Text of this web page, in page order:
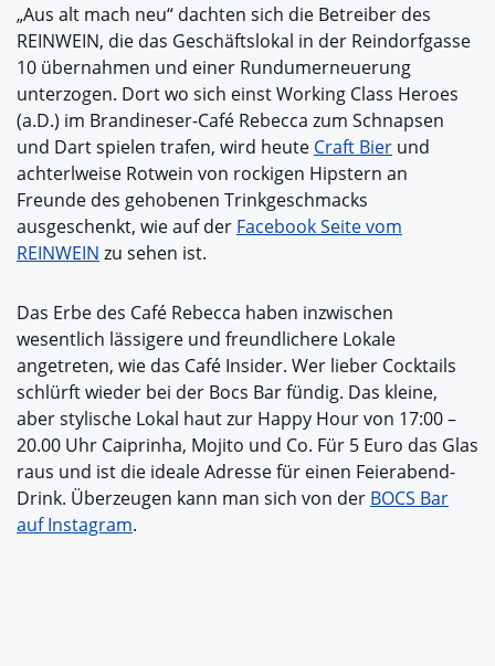
„Aus alt mach neu“ dachten sich die Betreiber des
REINWEIN, die das Geschäftslokal in der Reindorfgasse
10 übernahmen und einer Rundumerneuerung
unterzogen. Dort wo sich einst Working Class Heroes
(a.D.) im Brandineser-Café Rebecca zum Schnapsen
und Dart spielen trafen, wird heute Craft Bier und
achterlweise Rotwein von rockigen Hipstern an
Freunde des gehobenen Trinkgeschmacks
ausgeschenkt, wie auf der Facebook Seite vom
REINWEIN zu sehen ist.
Das Erbe des Café Rebecca haben inzwischen
wesentlich lässigere und freundlichere Lokale
angetreten, wie das Café Insider. Wer lieber Cocktails
schlürft wieder bei der Bocs Bar fündig. Das kleine,
aber stylische Lokal haut zur Happy Hour von 17:00 –
20.00 Uhr Caiprinha, Mojito und Co. Für 5 Euro das Glas
raus und ist die ideale Adresse für einen Feierabend-
Drink. Überzeugen kann man sich von der BOCS Bar
auf Instagram.